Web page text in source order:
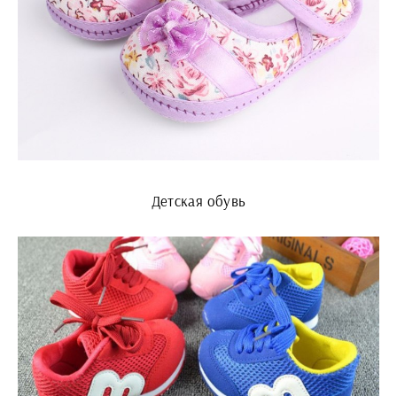
Детская обувь